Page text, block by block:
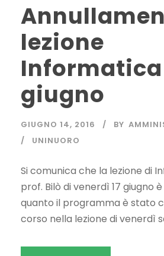
lezione
Informatica
giugno
GIUGNO 14, 2016 BY
UNINUORO
Si comunica che la lezione di
prof. Bilò di venerdì 17 giugno
quanto il programma è stato
corso nella lezione di venerdì